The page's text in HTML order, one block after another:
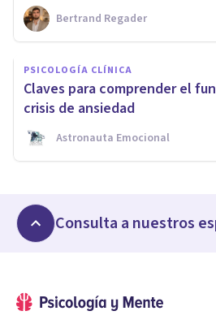
Bertrand Regader
PSICOLOGÍA CLÍNICA
Claves para comprender el
crisis de ansiedad
Astronauta Emocional
Consulta a nuestros